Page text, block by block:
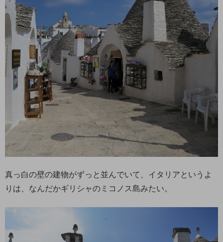
真っ白の壁の建物がずっと並んでいて、イタリアというよ
りは、なんだかギリシャのミコノス島みたい。